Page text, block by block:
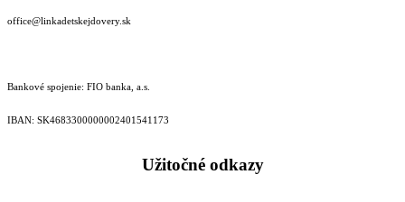
office@linkadetskejdovery.sk
Bankové spojenie: FIO banka, a.s.
IBAN: SK46833000000­02401541173
Užitočné odkazy